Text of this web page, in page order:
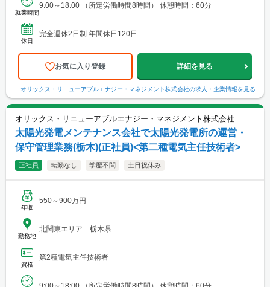
就業時間
9:00～18:00 （所定労働時間8時間） 休憩時間：60分
休日
完全週休2日制 年間休日120日
お気に入り登録 詳細を見る
オリックス・リニューアブルエナジー・マネジメント株式会社の求人・企業情報を見る
オリックス・リニューアブルエナジー・マネジメント株式会社
太陽光発電メンテナンス会社で太陽光発電所の運営・
保守管理業務(栃木)(正社員)<第二種電気主任技術者>
正社員 転勤なし 学歴不問 土日祝休み
年収
550～900万円
勤務地
北関東エリア 栃木県
資格
第2種電気主任技術者